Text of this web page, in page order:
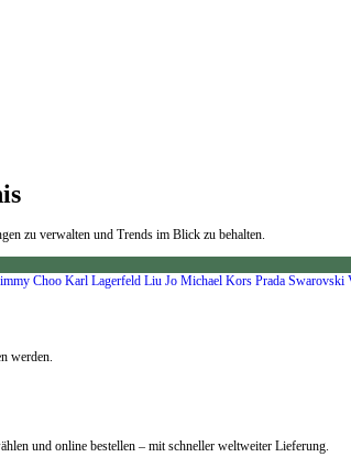
zu verwalten und Trends im Blick zu behalten.
Choo Karl Lagerfeld Liu Jo Michael Kors Prada Swarovski
werden.
und online bestellen – mit schneller weltweiter Lieferung.